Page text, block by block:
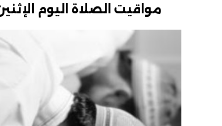
مواقيت الصلاة اليوم الإثنين 12 فبراير 2024 فى القاهرة